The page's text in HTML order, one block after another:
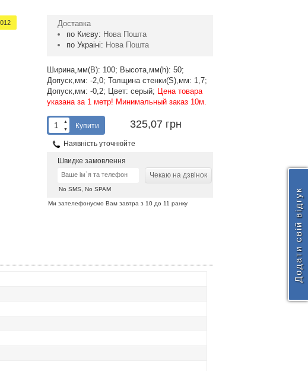
Доставка
по Києву: Нова Пошта
по Украіні: Нова Пошта
Ширина,мм(В): 100; Высота,мм(h): 50;
Допуск,мм: -2,0; Толщина стенки(S),мм: 1,7;
Допуск,мм: -0,2; Цвет: серый; Цена товара
указана за 1 метр! Минимальный заказ 10м.
▲
▼
Купити 325,07 грн
Наявність уточнюйте
Швидке замовлення
Чекаю на дзвінок
No SMS, No SPAM
Ми зателефонуємо Вам завтра з 10 до 11 ранку Додати свій відгук